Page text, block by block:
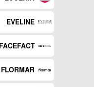
EVELINE
FACEFACT
FLORMAR